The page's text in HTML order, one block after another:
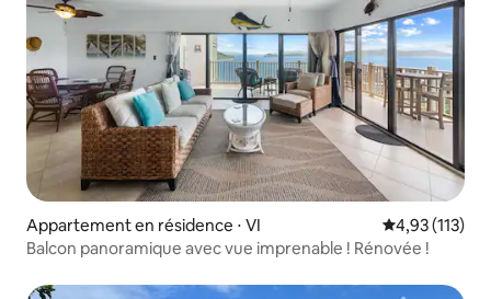
Appartement en résidence ⋅ VI Évaluation
4,93 (113)
Balcon panoramique avec vue imprenable ! Rénovée !